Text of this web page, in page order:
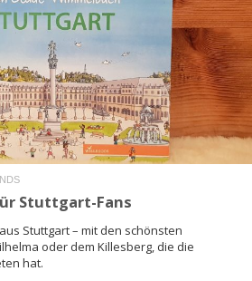
READ MORE
Stuttgart-Fans
Stuttgart – mit den schönsten
oder dem Killesberg, die die
hat.